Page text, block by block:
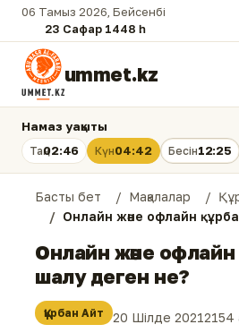
06 Тамыз 2026, Бейсенбі
23 Сафар 1448 һ.
ummet.kz
Намаз уақыты
Таң02:46 Күн04:42 Бесін12:25
Басты бет Мақалалар
Онлайн және офлайн
Онлайн және
шалу деген не?
Құрбан Айт 20 Шілде 20212154